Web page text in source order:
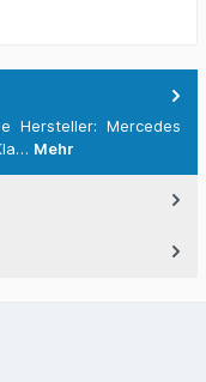
Hersteller: Mercedes
Mehr